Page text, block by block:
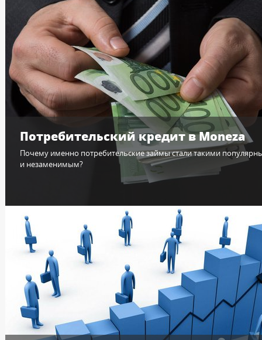
Потребительский кредит в Moneza
Почему именно потребительские займы стали такими
и незаменимым?